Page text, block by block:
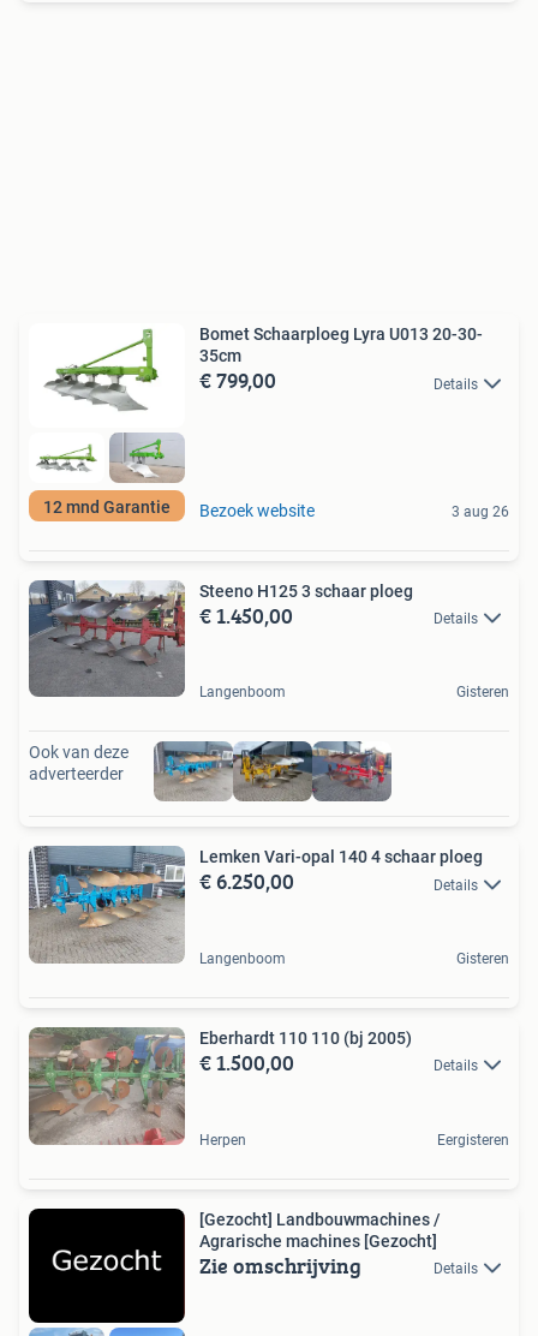
12 mnd Garantie
Bomet Schaarploeg Lyra U013 20-30-
35cm
€ 799,00 Details
Bezoek website 3 aug 26
Steeno H125 3 schaar ploeg
€ 1.450,00 Details
Langenboom Gisteren
Ook van deze
adverteerder
Lemken Vari-opal 140 4 schaar ploeg
€ 6.250,00 Details
Langenboom Gisteren
Eberhardt 110 110 (bj 2005)
€ 1.500,00 Details
Herpen Eergisteren
[Gezocht] Landbouwmachines /
Agrarische machines [Gezocht]
Zie omschrijving Details